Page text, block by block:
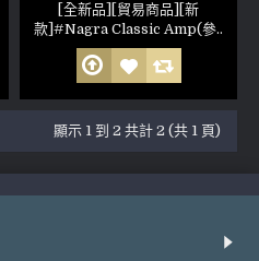
[全新品][貿易商品][新
款]#Nagra Classic Amp(參..
顯示 1 到 2 共計 2 (共 1 頁)